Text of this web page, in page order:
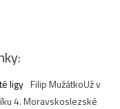
ligy Filip MužátkoUž v
4. Moravskoslezské